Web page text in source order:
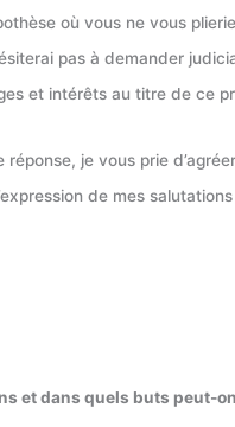
où vous ne vous
pas à demander
et intérêts au titre de ce
réponse, je vous prie
de mes salutations
et dans quels buts peut-